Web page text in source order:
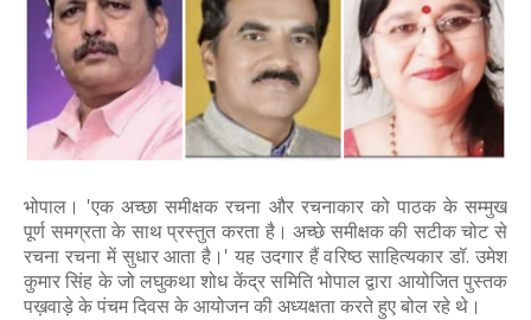
भोपाल। 'एक अच्छा समीक्षक रचना और रचनाकार को पाठक के सम्मुख
पूर्ण समग्रता के साथ प्रस्तुत करता है। अच्छे समीक्षक की सटीक चोट से
रचना रचना में सुधार आता है।' यह उदगार हैं वरिष्ठ साहित्यकार डॉ. उमेश
कुमार सिंह के जो लघुकथा शोध केंद्र समिति भोपाल द्वारा आयोजित पुस्तक
पख़वाड़े के पंचम दिवस के आयोजन की अध्यक्षता करते हुए बोल रहे थे।